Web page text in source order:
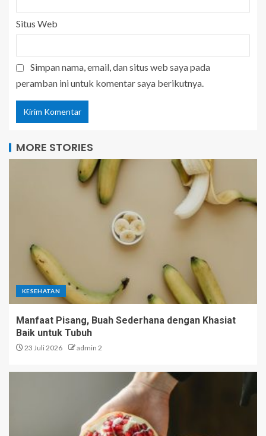
Situs Web
Simpan nama, email, dan situs web saya pada
peramban ini untuk komentar saya berikutnya.
MORE STORIES
KESEHATAN
Manfaat Pisang, Buah Sederhana dengan Khasiat
Baik untuk Tubuh
23 Juli 2026 admin 2